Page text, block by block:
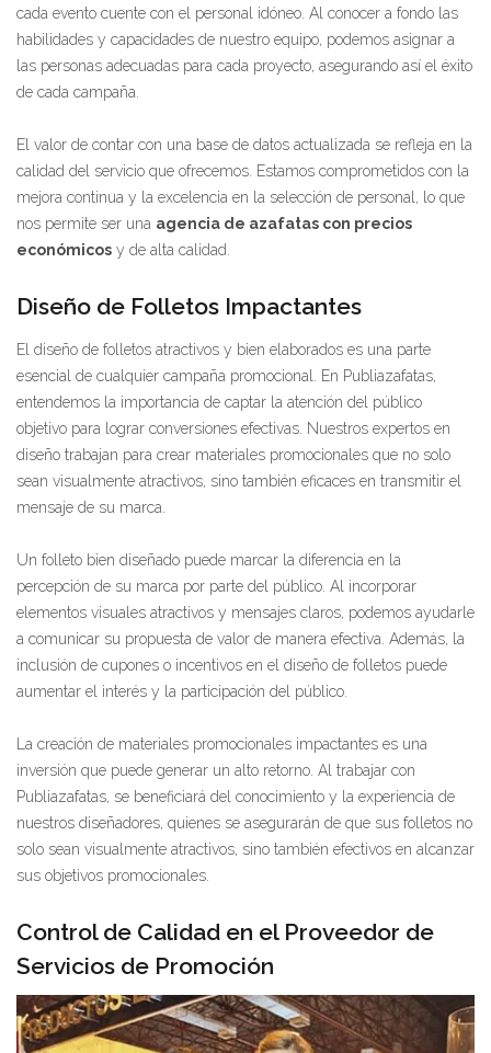
cada evento cuente con el personal idóneo. Al conocer a fondo las
habilidades y capacidades de nuestro equipo, podemos asignar a
las personas adecuadas para cada proyecto, asegurando así el éxito
de cada campaña.
El valor de contar con una base de datos actualizada se refleja en la
calidad del servicio que ofrecemos. Estamos comprometidos con la
mejora continua y la excelencia en la selección de personal, lo que
nos permite ser una agencia de azafatas con precios
económicos y de alta calidad.
Diseño de Folletos Impactantes
El diseño de folletos atractivos y bien elaborados es una parte
esencial de cualquier campaña promocional. En Publiazafatas,
entendemos la importancia de captar la atención del público
objetivo para lograr conversiones efectivas. Nuestros expertos en
diseño trabajan para crear materiales promocionales que no solo
sean visualmente atractivos, sino también eficaces en transmitir el
mensaje de su marca.
Un folleto bien diseñado puede marcar la diferencia en la
percepción de su marca por parte del público. Al incorporar
elementos visuales atractivos y mensajes claros, podemos ayudarle
a comunicar su propuesta de valor de manera efectiva. Además, la
inclusión de cupones o incentivos en el diseño de folletos puede
aumentar el interés y la participación del público.
La creación de materiales promocionales impactantes es una
inversión que puede generar un alto retorno. Al trabajar con
Publiazafatas, se beneficiará del conocimiento y la experiencia de
nuestros diseñadores, quienes se asegurarán de que sus folletos no
solo sean visualmente atractivos, sino también efectivos en alcanzar
sus objetivos promocionales.
Control de Calidad en el Proveedor de
Servicios de Promoción